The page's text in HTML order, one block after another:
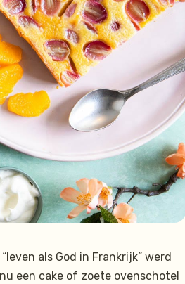
als God in Frankrijk” werd
een cake of zoete ovenschotel